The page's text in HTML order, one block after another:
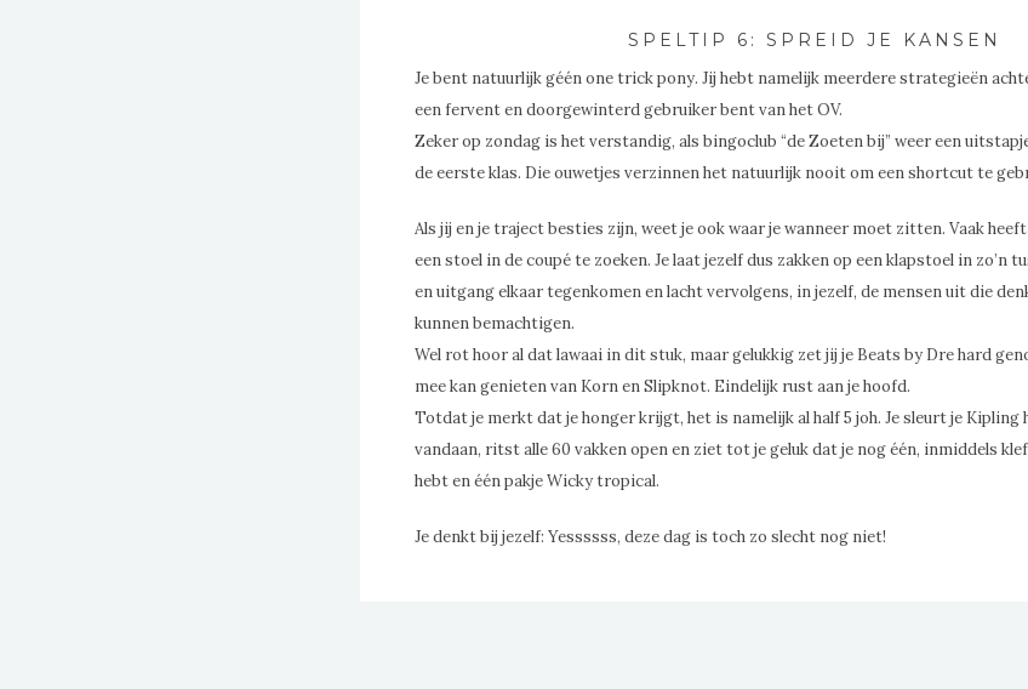
SPELTIP 6: SPREID JE KANSEN
Je bent natuurlijk géén one trick pony. Jij hebt namelijk meerdere strategieën
een fervent en doorgewinterd gebruiker bent van het OV.
Zeker op zondag is het verstandig, als bingoclub “de Zoeten bij” weer een
de eerste klas. Die ouwetjes verzinnen het natuurlijk nooit om een shortcut te
Als jij en je traject besties zijn, weet je ook waar je wanneer moet zitten. Vaak
een stoel in de coupé te zoeken. Je laat jezelf dus zakken op een klapstoel in zo’n
en uitgang elkaar tegenkomen en lacht vervolgens, in jezelf, de mensen uit die
kunnen bemachtigen.
Wel rot hoor al dat lawaai in dit stuk, maar gelukkig zet jij je Beats by Dre hard
mee kan genieten van Korn en Slipknot. Eindelijk rust aan je hoofd.
Totdat je merkt dat je honger krijgt, het is namelijk al half 5 joh. Je sleurt je
vandaan, ritst alle 60 vakken open en ziet tot je geluk dat je nog één, inmiddels
hebt en één pakje Wicky tropical.
Je denkt bij jezelf: Yessssss, deze dag is toch zo slecht nog niet!